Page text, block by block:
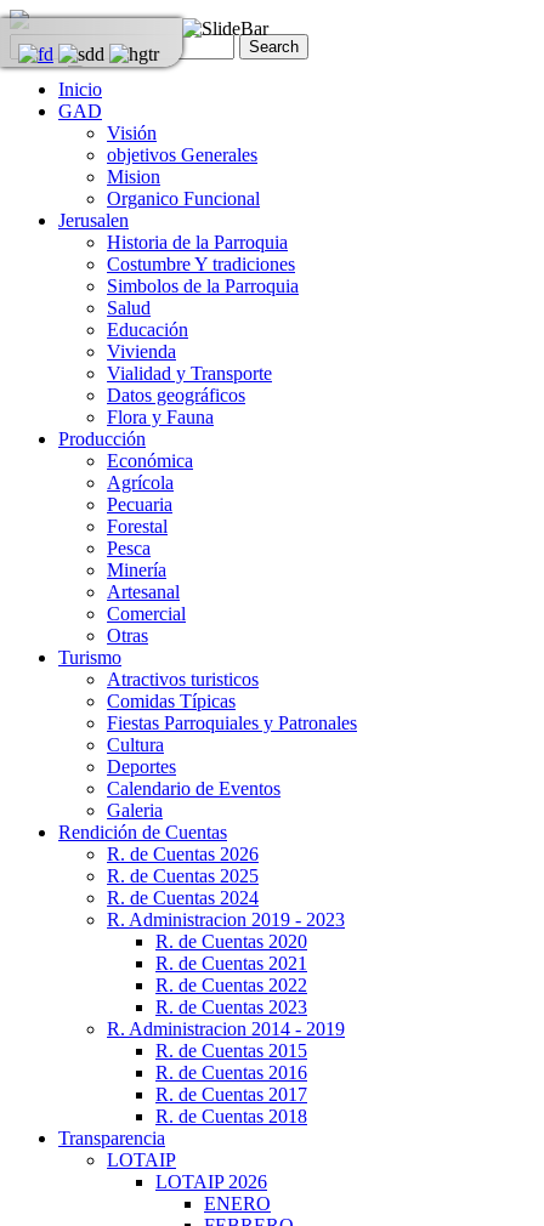
Inicio
GAD
Visión
objetivos Generales
Mision
Organico Funcional
Jerusalen
Historia de la Parroquia
Costumbre Y tradiciones
Simbolos de la Parroquia
Salud
Educación
Vivienda
Vialidad y Transporte
Datos geográficos
Flora y Fauna
Producción
Económica
Agrícola
Pecuaria
Forestal
Pesca
Minería
Artesanal
Comercial
Otras
Turismo
Atractivos turisticos
Comidas Típicas
Fiestas Parroquiales y Patronales
Cultura
Deportes
Calendario de Eventos
Galeria
Rendición de Cuentas
R. de Cuentas 2026
R. de Cuentas 2025
R. de Cuentas 2024
R. Administracion 2019 - 2023
R. de Cuentas 2020
R. de Cuentas 2021
R. de Cuentas 2022
R. de Cuentas 2023
R. Administracion 2014 - 2019
R. de Cuentas 2015
R. de Cuentas 2016
R. de Cuentas 2017
R. de Cuentas 2018
Transparencia
LOTAIP
LOTAIP 2026
ENERO